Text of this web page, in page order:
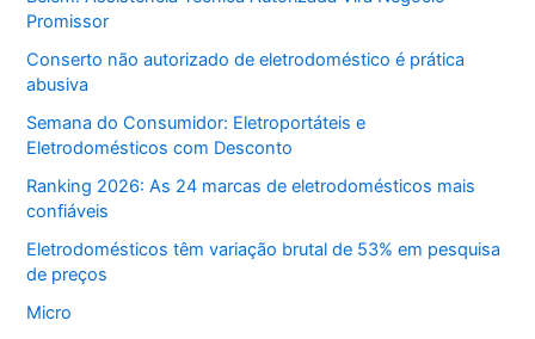
Promissor
Conserto não autorizado de eletrodoméstico é prática
abusiva
Semana do Consumidor: Eletroportáteis e
Eletrodomésticos com Desconto
Ranking 2026: As 24 marcas de eletrodomésticos mais
confiáveis
Eletrodomésticos têm variação brutal de 53% em pesquisa
de preços
Micro